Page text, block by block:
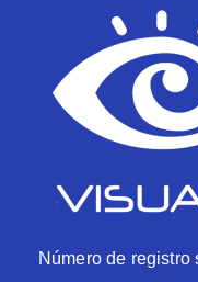
Número de